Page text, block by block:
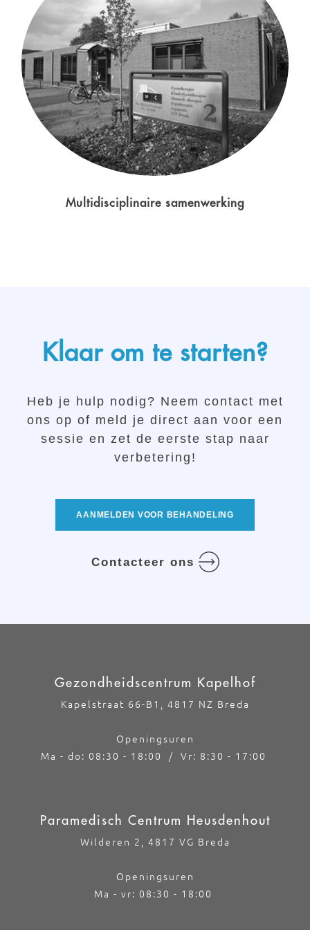
Multidisciplinaire samenwerking
Klaar om te starten?
Heb je hulp nodig? Neem contact met
ons op of meld je direct aan voor een
sessie en zet de eerste stap naar
verbetering!
Contacteer ons
AANMELDEN VOOR BEHANDELING
Gezondheidscentrum Kapelhof
Kapelstraat 66-B1, 4817 NZ Breda
Openingsuren
Ma - do: 08:30 - 18:00 / Vr: 8:30 - 17:00
Paramedisch Centrum Heusdenhout
Wilderen 2, 4817 VG Breda
Openingsuren
Ma - vr: 08:30 - 18:00